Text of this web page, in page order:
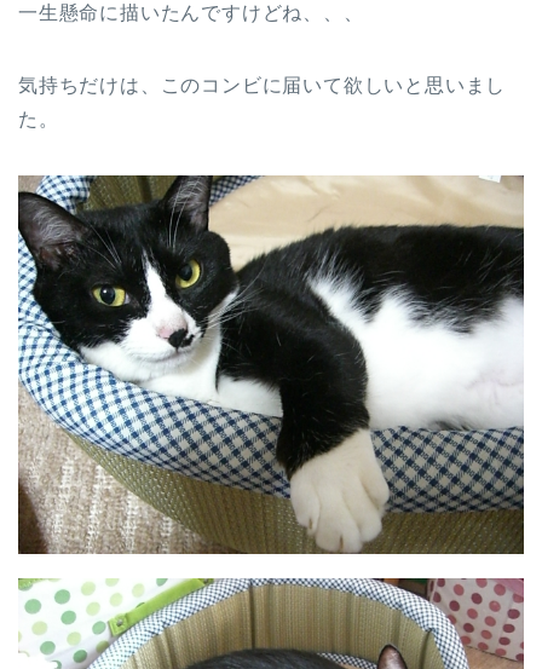
一生懸命に描いたんですけどね、、、
気持ちだけは、このコンビに届いて欲しいと思いまし
た。